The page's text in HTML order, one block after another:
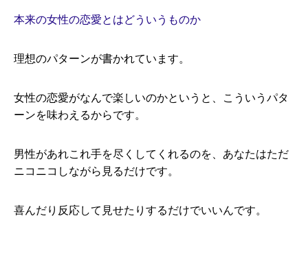
本来の女性の恋愛とはどういうものか
理想のパターンが書かれています。
女性の恋愛がなんで楽しいのかというと、こういうパタ
ーンを味わえるからです。
男性があれこれ手を尽くしてくれるのを、あなたはただ
ニコニコしながら見るだけです。
喜んだり反応して見せたりするだけでいいんです。